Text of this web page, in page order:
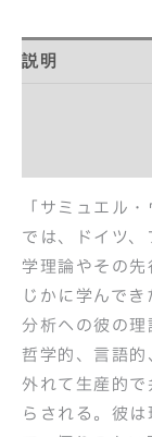
説明
「サミュエル
では、ドイツ
学理論やその先
じかに学んで
分析への彼の理
哲学的、言語
外れて生産的
らされる。彼